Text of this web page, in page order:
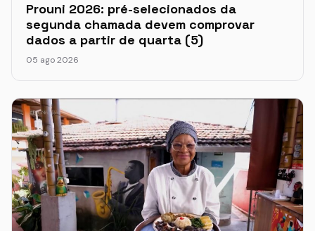
Prouni 2026: pré-selecionados da
segunda chamada devem comprovar
dados a partir de quarta (5)
05 ago 2026